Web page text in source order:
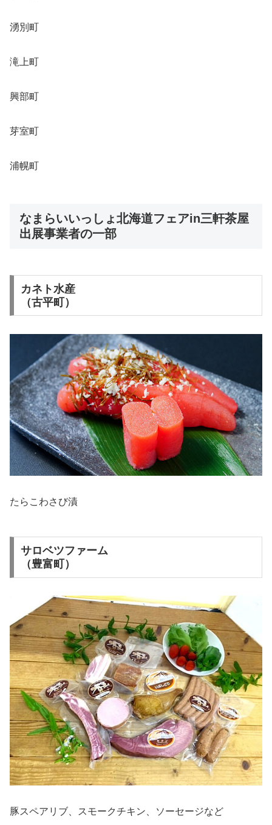
湧別町
滝上町
興部町
芽室町
浦幌町
なまらいいっしょ北海道フェアin三軒茶屋
出展事業者の一部
カネト水産
（古平町）
たらこわさび漬
サロベツファーム
（豊富町）
豚スペアリブ、スモークチキン、ソーセージなど